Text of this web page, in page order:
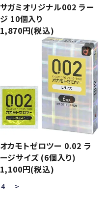
サガミオリジナル002 ラー
ジ 10個入り
1,870円(税込)
オカモトゼロツー 0.02 ラ
ージサイズ (6個入り)
1,100円(税込)
favorite
4 >